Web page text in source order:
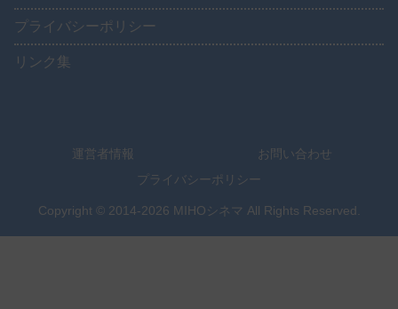
プライバシーポリシー
リンク集
運営者情報
お問い合わせ
プライバシーポリシー
Copyright © 2014-2026 MIHOシネマ All Rights Reserved.